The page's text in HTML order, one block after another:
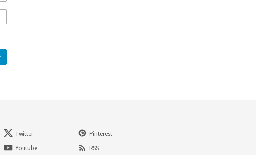
Twitter
Pinterest
Youtube RSS